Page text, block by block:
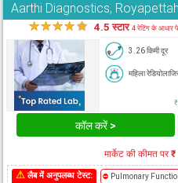
Aarthi Diagnostics, Royapettah
★★★★★ 4.5 स्टार4 रेटिंग के आधार पे
3.26 किमी दूर
महिला
कॉल करें >
मार्केट की कीमत पर₹
⚠लैब में अनुपलब्ध टेस्ट: ⛔ Pulmonary